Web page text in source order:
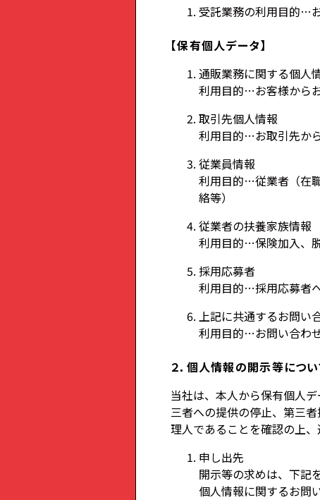
受託業務の利用目的…
【保有個人データ】
通販業務に関する個人
利用目的…お客様から
取引先個人情報
利用目的…お取引先か
従業員情報
利用目的…従業者（在
絡等）
従業者の扶養家族情報
利用目的…保険加入、
採用応募者
利用目的…採用応募者
上記に共通するお問い
利用目的…お問い合わ
２．個人情報の開示等につ
当社は、本人から保有個人
三者への提供の停止、第三
理人であることを確認の上
申し出先
開示等の求めは、下記
個人情報に関するお